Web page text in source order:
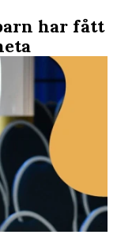
har fått